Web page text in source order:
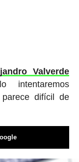
Valverde
difícil de